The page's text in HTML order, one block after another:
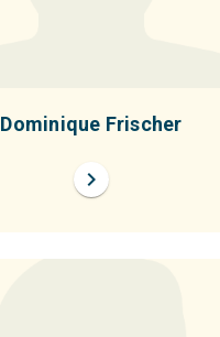
Dominique Frischer
chevron_right